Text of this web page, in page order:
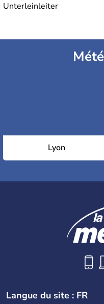
Unterleinleiter
Lyon
Langue du site : FR